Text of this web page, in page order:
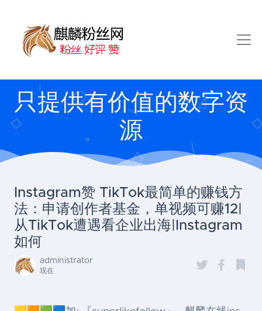
只提供有价值的数字资
源
Instagram赞 TikTok最简单的赚钱方
法：申请创作者基金，单视频可赚12|
从TikTok遭遇看企业出海|Instagram
如何
administrator
现在